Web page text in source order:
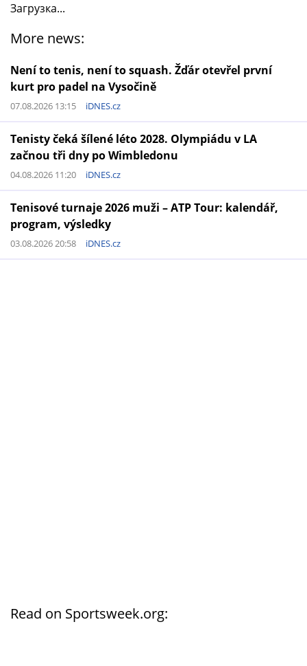
Загрузка...
More news:
Není to tenis, není to squash. Žďár otevřel první
kurt pro padel na Vysočině
07.08.2026 13:15 iDNES.cz
Tenisty čeká šílené léto 2028. Olympiádu v LA
začnou tři dny po Wimbledonu
04.08.2026 11:20 iDNES.cz
Tenisové turnaje 2026 muži – ATP Tour: kalendář,
program, výsledky
03.08.2026 20:58 iDNES.cz
Read on Sportsweek.org: